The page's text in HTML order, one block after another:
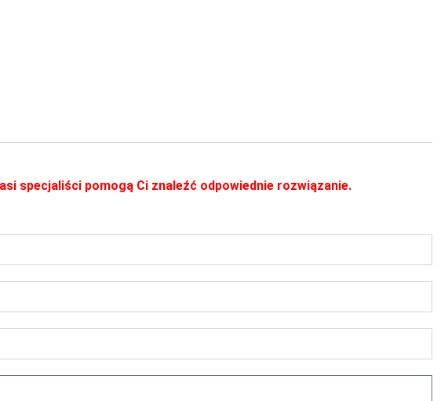
specjaliści pomogą Ci znaleźć odpowiednie rozwiązanie.